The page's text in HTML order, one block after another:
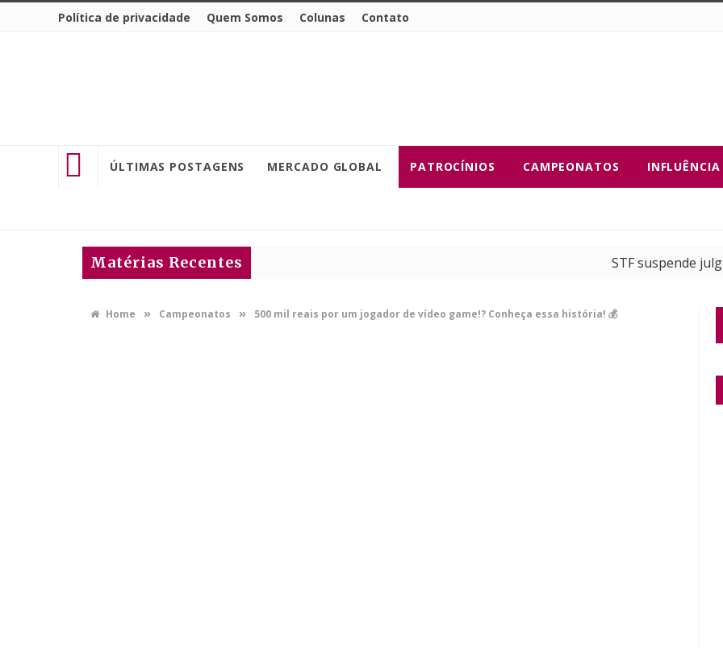
Política de privacidade Quem Somos Colunas Contato
ÚLTIMAS POSTAGENS MERCADO GLOBAL PATROCÍNIOS CAMPEONATOS INFLUÊNCIA
Matérias Recentes
STF suspende
Home » Campeonatos » 500 mil reais por um jogador de vídeo game!? Conheça essa história! 💰